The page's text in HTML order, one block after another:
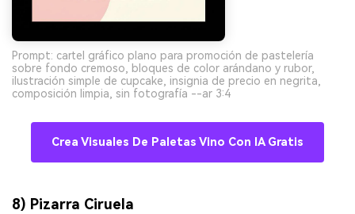
Prompt: cartel gráfico plano para promoción de pastelería
sobre fondo cremoso, bloques de color arándano y rubor,
ilustración simple de cupcake, insignia de precio en negrita,
composición limpia, sin fotografía --ar 3:4
Crea Visuales De Paletas Vino Con IA Gratis
8) Pizarra Ciruela